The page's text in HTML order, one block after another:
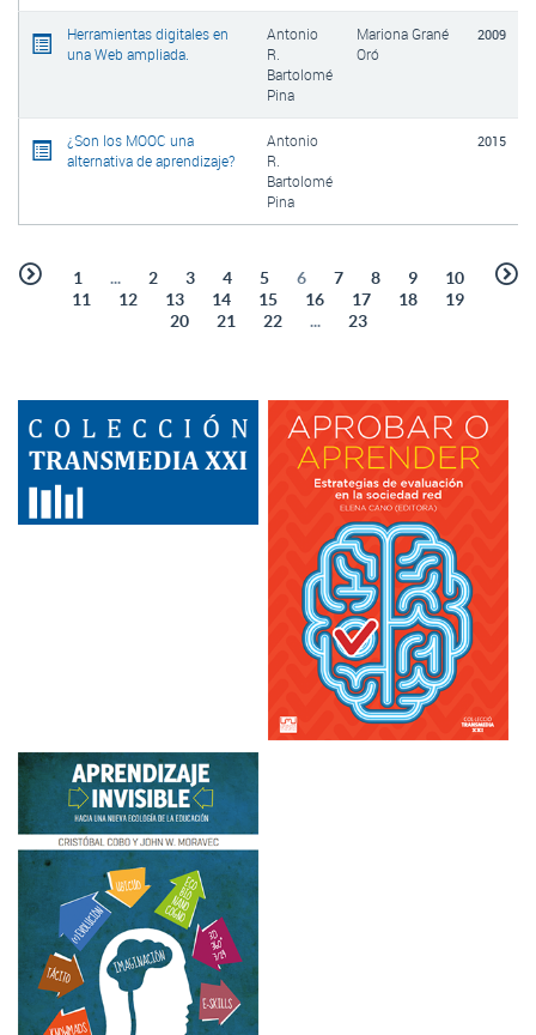
Herramientas digitales en
una Web ampliada.
Antonio
R.
Bartolomé
Pina
Mariona Grané
Oró
2009
¿Son los MOOC una
alternativa de aprendizaje?
Antonio
R.
Bartolomé
Pina
2015
1 ... 2 3 4 5 6 7 8 9
10
11
12 13 14 15 16 17 18
19
20
21 22 ... 23